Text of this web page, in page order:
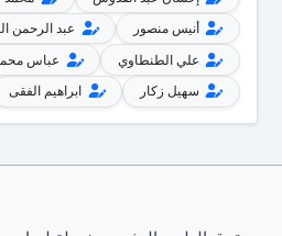
أنيس منصور
عبد الرحمن
علي الطنطاوي
عباس
سهيل زكار
ابراهيم الفقى